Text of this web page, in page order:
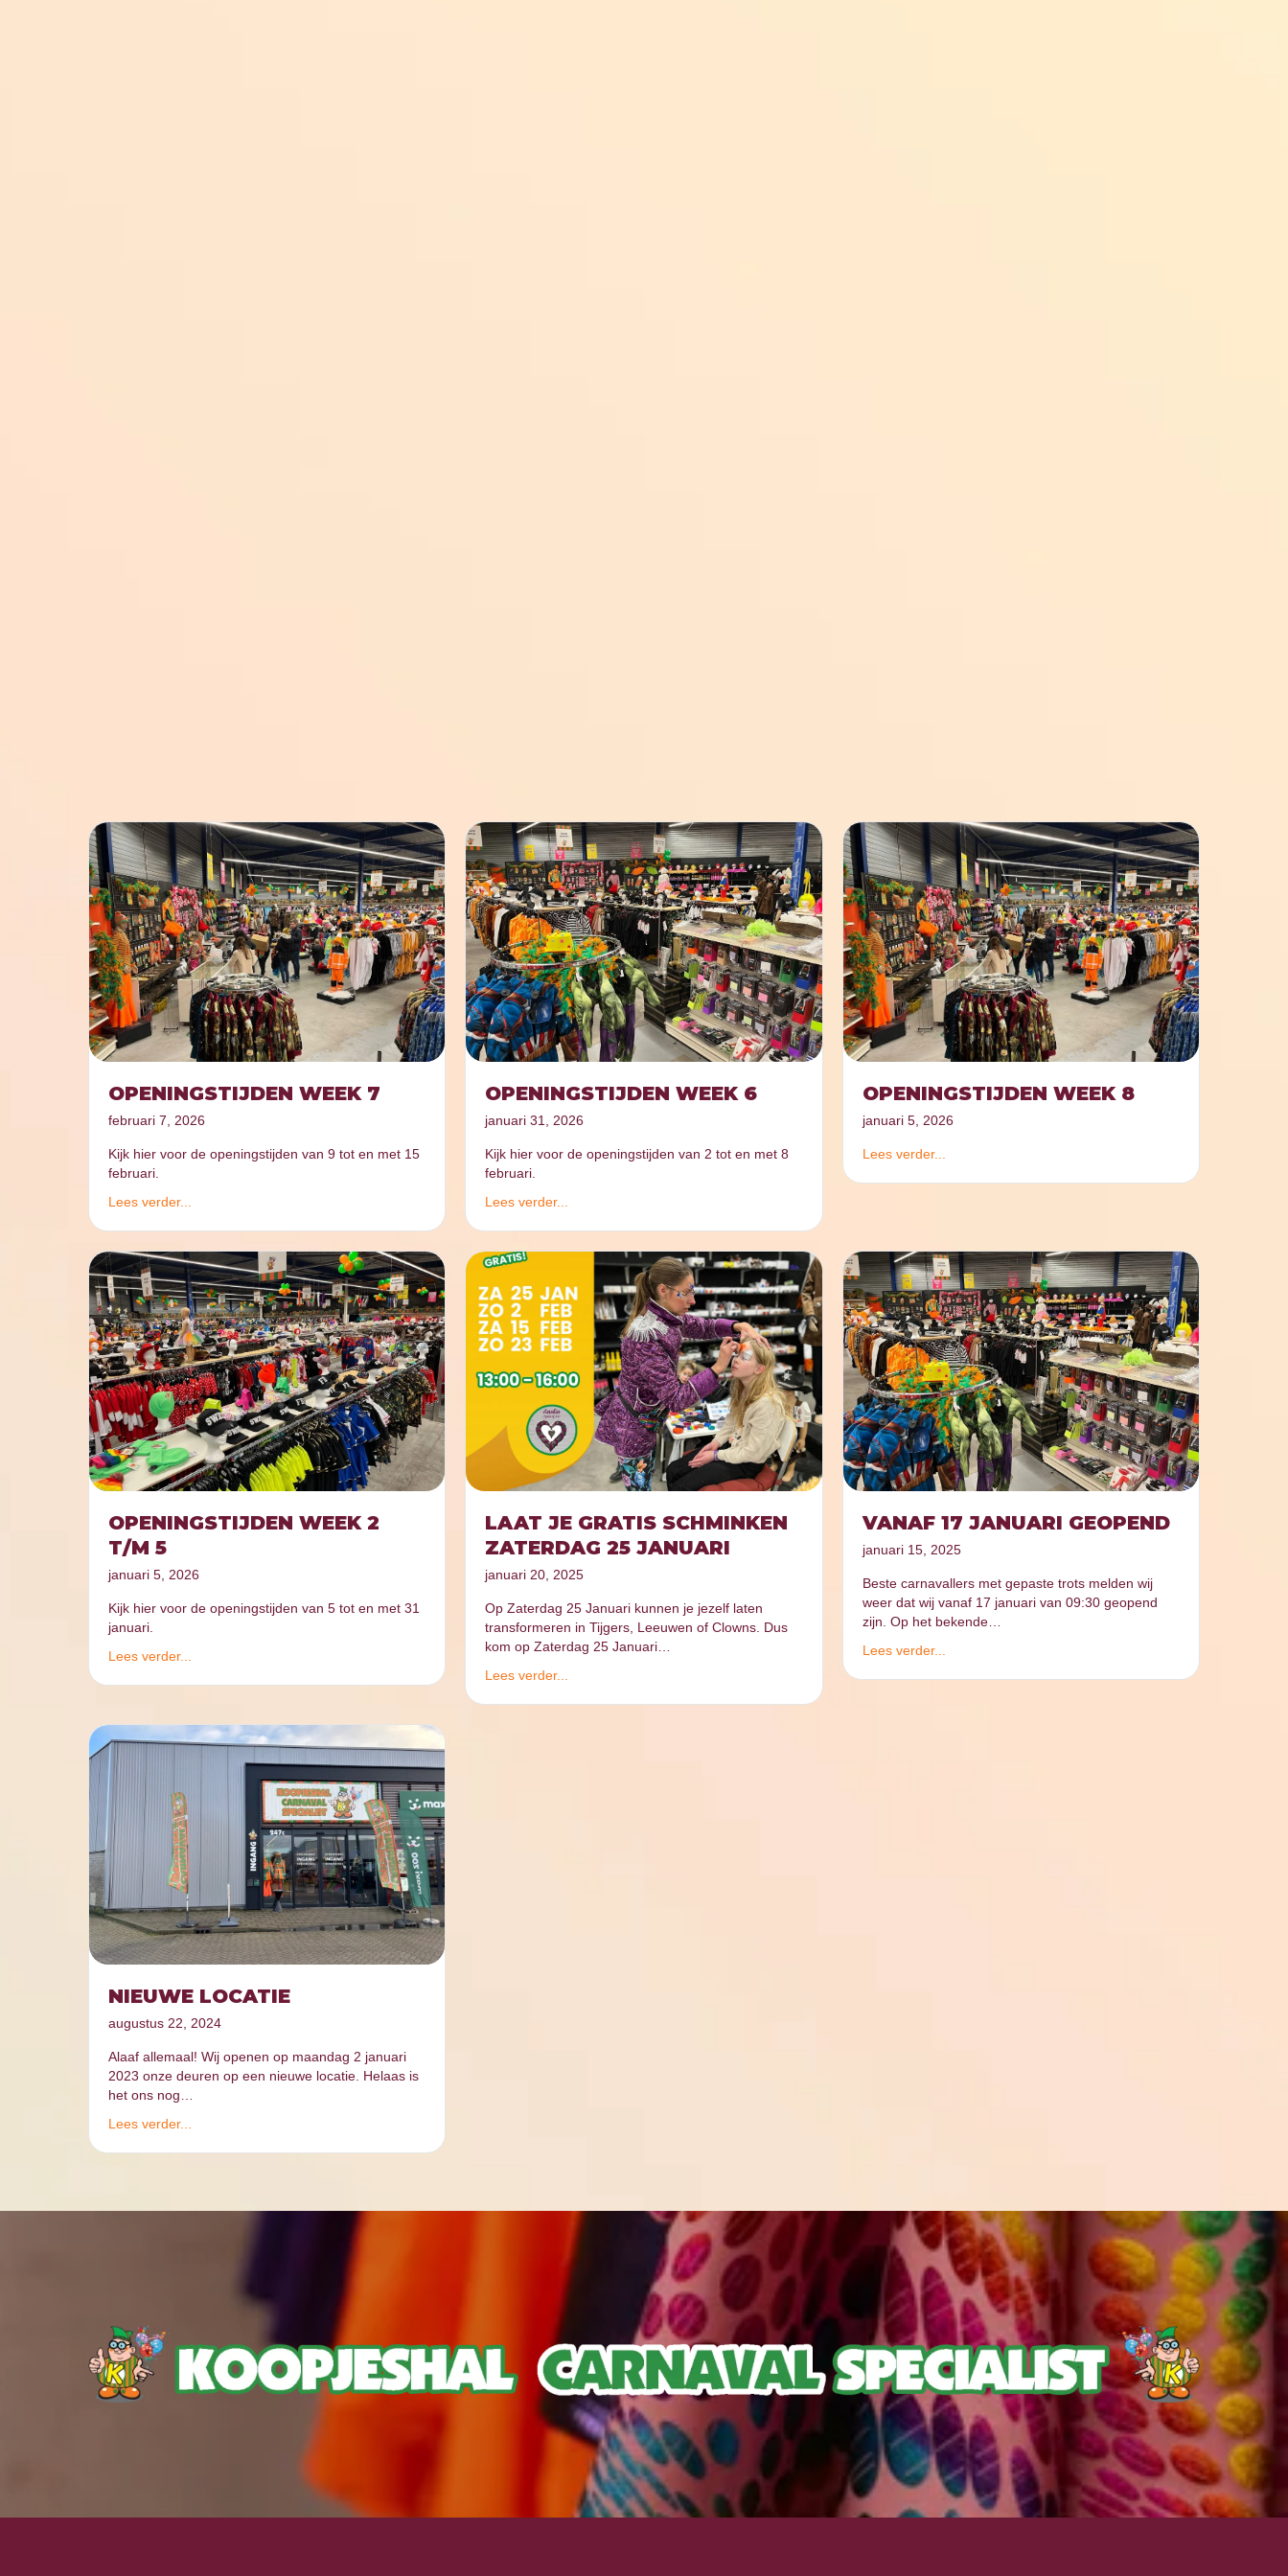
OPENINGSTIJDEN WEEK 7
februari 7, 2026
Kijk hier voor de openingstijden van 9 tot en met 15
februari.
Lees verder...
OPENINGSTIJDEN WEEK 6
januari 31, 2026
Kijk hier voor de openingstijden van 2 tot en met 8
februari.
Lees verder...
OPENINGSTIJDEN WEEK 8
januari 5, 2026
Lees verder...
OPENINGSTIJDEN WEEK 2
T/M 5
januari 5, 2026
Kijk hier voor de openingstijden van 5 tot en met 31
januari.
Lees verder...
LAAT JE GRATIS SCHMINKEN
ZATERDAG 25 JANUARI
januari 20, 2025
Op Zaterdag 25 Januari kunnen je jezelf laten
transformeren in Tijgers, Leeuwen of Clowns. Dus
kom op Zaterdag 25 Januari…
Lees verder...
VANAF 17 JANUARI GEOPEND
januari 15, 2025
Beste carnavallers met gepaste trots melden wij
weer dat wij vanaf 17 januari van 09:30 geopend
zijn. Op het bekende…
Lees verder...
NIEUWE LOCATIE
augustus 22, 2024
Alaaf allemaal! Wij openen op maandag 2 januari
2023 onze deuren op een nieuwe locatie. Helaas is
het ons nog…
Lees verder...